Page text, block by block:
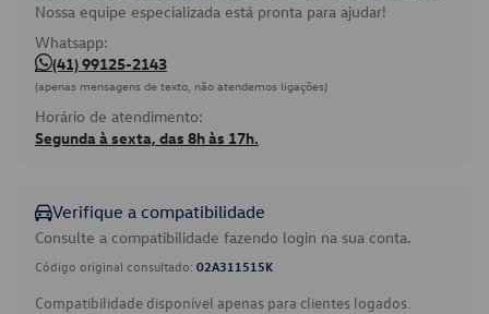
Nossa equipe especializada está pronta para ajudar!
Whatsapp:
(41) 99125-2143
(apenas mensagens de texto, não atendemos ligações)
Horário de atendimento:
Segunda à sexta, das 8h às 17h.
Verifique a compatibilidade
Consulte a compatibilidade fazendo login na sua conta.
Código original consultado: 02A311515K
Compatibilidade disponível apenas para clientes logados.